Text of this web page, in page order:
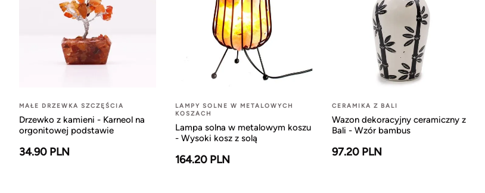
MAŁE DRZEWKA SZCZĘŚCIA
Drzewko z kamieni - Karneol na
orgonitowej podstawie
34.90 PLN
LAMPY SOLNE W METALOWYCH
KOSZACH
Lampa solna w metalowym koszu
- Wysoki kosz z solą
164.20 PLN
CERAMIKA Z BALI
Wazon dekoracyjny ceramiczny z
Bali - Wzór bambus
97.20 PLN